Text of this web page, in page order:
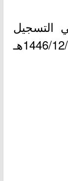
التسجيل
يوم السبت بتاريخ 1446/12/18هـ